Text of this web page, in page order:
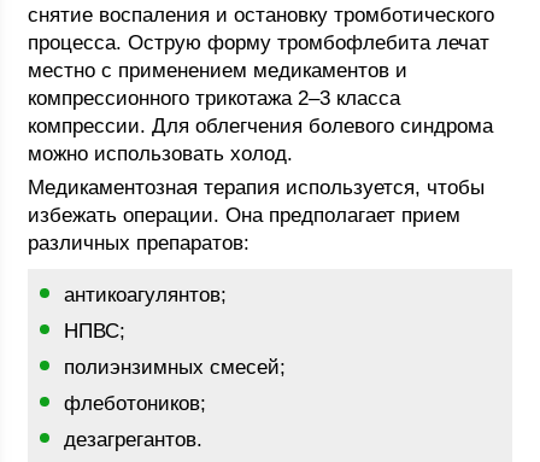
снятие воспаления и остановку тромботического
процесса. Острую форму тромбофлебита лечат
местно с применением медикаментов и
компрессионного трикотажа 2–3 класса
компрессии. Для облегчения болевого синдрома
можно использовать холод.
Медикаментозная терапия используется, чтобы
избежать операции. Она предполагает прием
различных препаратов:
антикоагулянтов;
НПВС;
полиэнзимных смесей;
флеботоников;
дезагрегантов.